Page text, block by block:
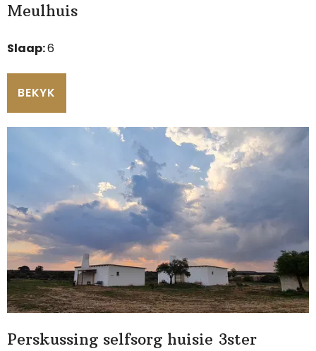
Meulhuis
Slaap:6
BEKYK
Perskussing selfsorg huisie 3ster